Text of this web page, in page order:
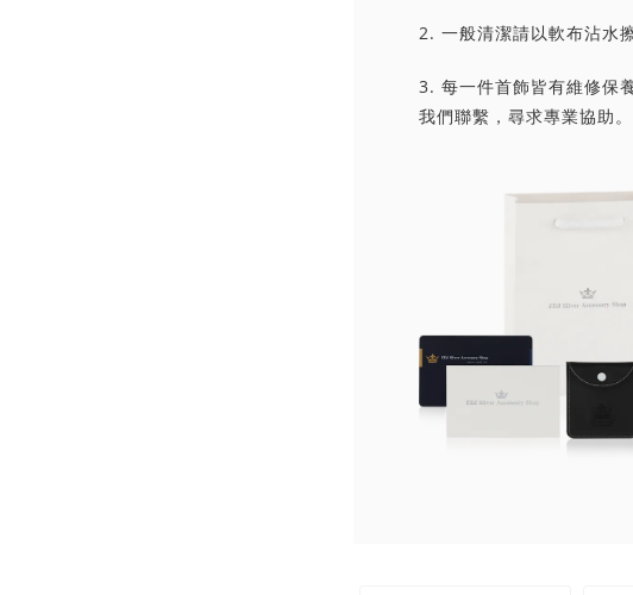
2. 一般清潔請以軟布沾水
3. 每一件首飾皆有維修保
我們聯繫，尋求專業協助。